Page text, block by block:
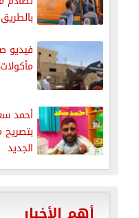
فيديو
أحمد
الجديد